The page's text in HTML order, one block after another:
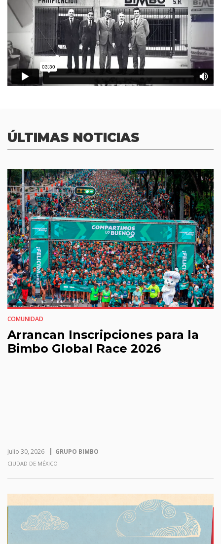
ÚLTIMAS NOTICIAS
COMUNIDAD
Arrancan Inscripciones para la
Bimbo Global Race 2026
Julio 30, 2026 GRUPO BIMBO
CIUDAD DE MÉXICO